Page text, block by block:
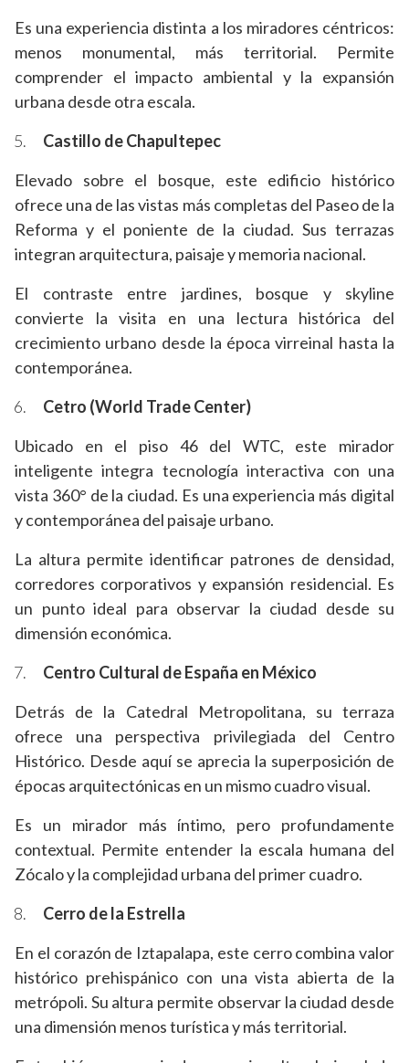
Es una experiencia distinta a los miradores céntricos:
menos monumental, más territorial. Permite
comprender el impacto ambiental y la expansión
urbana desde otra escala.
Castillo de Chapultepec
Elevado sobre el bosque, este edificio histórico
ofrece una de las vistas más completas del Paseo de la
Reforma y el poniente de la ciudad. Sus terrazas
integran arquitectura, paisaje y memoria nacional.
El contraste entre jardines, bosque y skyline
convierte la visita en una lectura histórica del
crecimiento urbano desde la época virreinal hasta la
contemporánea.
Cetro (World Trade Center)
Ubicado en el piso 46 del WTC, este mirador
inteligente integra tecnología interactiva con una
vista 360° de la ciudad. Es una experiencia más digital
y contemporánea del paisaje urbano.
La altura permite identificar patrones de densidad,
corredores corporativos y expansión residencial. Es
un punto ideal para observar la ciudad desde su
dimensión económica.
Centro Cultural de España en México
Detrás de la Catedral Metropolitana, su terraza
ofrece una perspectiva privilegiada del Centro
Histórico. Desde aquí se aprecia la superposición de
épocas arquitectónicas en un mismo cuadro visual.
Es un mirador más íntimo, pero profundamente
contextual. Permite entender la escala humana del
Zócalo y la complejidad urbana del primer cuadro.
Cerro de la Estrella
En el corazón de Iztapalapa, este cerro combina valor
histórico prehispánico con una vista abierta de la
metrópoli. Su altura permite observar la ciudad desde
una dimensión menos turística y más territorial.